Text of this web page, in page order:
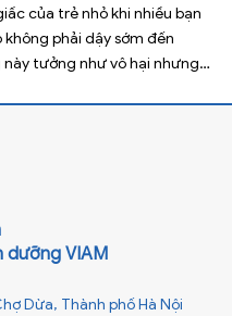
của trẻ nhỏ khi nhiều bạn
phải dậy sớm đến
tưởng như vô hại nhưng
dưỡng VIAM
Dừa, Thành phố Hà Nội